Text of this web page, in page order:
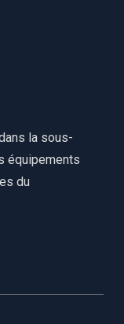
la sous-
équipements
du